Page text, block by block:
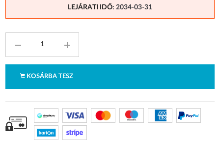
LEJÁRATI IDŐ: 2034-03-31
KOSÁRBA TESZ